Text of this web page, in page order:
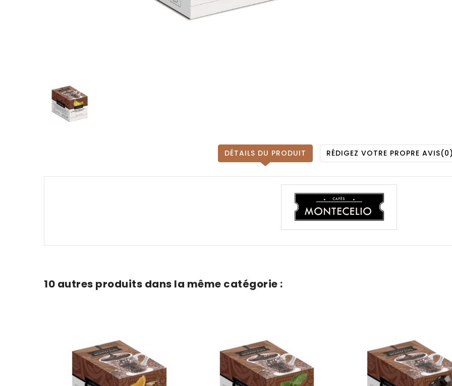
DÉTAILS DU PRODUIT RÉDIGEZ VOTRE PROPRE AVIS
10 autres produits dans la même catégorie :